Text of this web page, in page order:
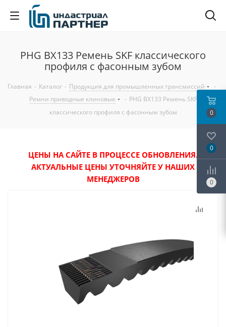
PHG BX133 Ремень SKF классического
профиля с фасонным зубом
Главная - Каталог - Продукция для промышленных трансмиссий
-
Ремни приводные клиновые
- PHG BX133 Ремень SKF
классического профиля с фасонным зубом
ЦЕНЫ НА САЙТЕ В ПРОЦЕССЕ ОБНОВЛЕНИЯ.
АКТУАЛЬНЫЕ ЦЕНЫ УТОЧНЯЙТЕ У НАШИХ
МЕНЕДЖЕРОВ
0
0
0